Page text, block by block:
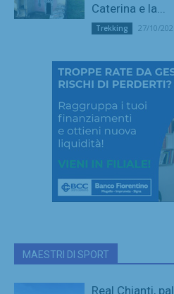
Caterina e la...
Trekking 27/10/
MAESTRI DI SPORT
Real Chianti,